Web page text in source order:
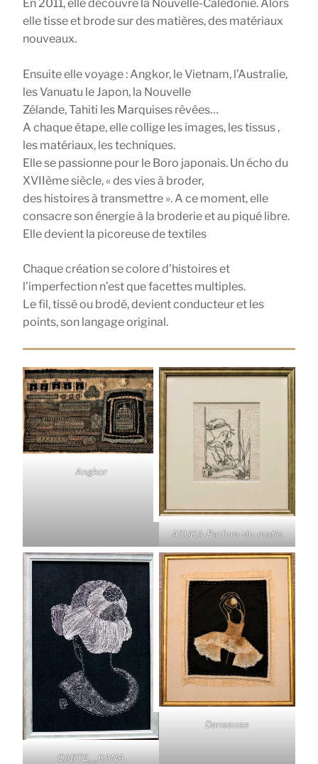
En 2011, elle découvre la Nouvelle-Calédonie. Alors
elle tisse et brode sur des matières, des matériaux
nouveaux.
Ensuite elle voyage : Angkor, le Vietnam, l’Australie,
les Vanuatu le Japon, la Nouvelle
Zélande, Tahiti les Marquises rêvées…
A chaque étape, elle collige les images, les tissus ,
les matériaux, les techniques.
Elle se passionne pour le Boro japonais. Un écho du
XVIIème siècle, « des vies à broder,
des histoires à transmettre ». A ce moment, elle
consacre son énergie à la broderie et au piqué libre.
Elle devient la picoreuse de textiles
Chaque création se colore d’histoires et
l’imperfection n’est que facettes multiples.
Le fil, tissé ou brodé, devient conducteur et les
points, son langage original.
Angkor
ASUKA-Parfum-du-matin
CARTE__KANA
Danseuse